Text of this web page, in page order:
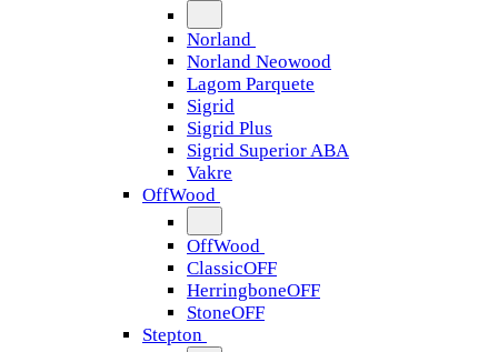
Norland
Norland Neowood
Lagom Parquete
Sigrid
Sigrid Plus
Sigrid Superior ABA
Vakre
OffWood
OffWood
ClassicOFF
HerringboneOFF
StoneOFF
Stepton